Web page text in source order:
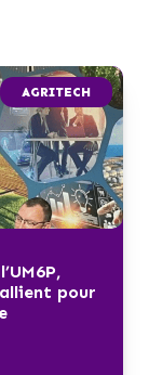
AGRITECH
pour